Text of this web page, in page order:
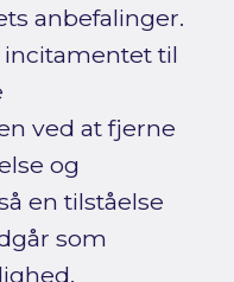
anbefalinger.
til
ved at fjerne
og
en tilståelse
som